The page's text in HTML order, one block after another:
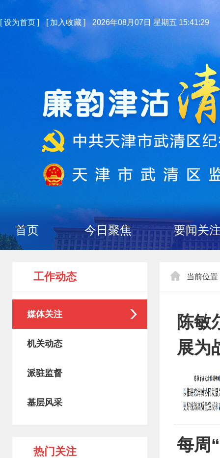
[设为首页 ] [ 加入收藏 ] 2026年08月07日 星期五 15:41:29
首页 今日聚焦 要闻关
工作动态
媒体关注
机关动态
派驻监督
基层风采
热门关注
当前位置
陈敏
展为
每周